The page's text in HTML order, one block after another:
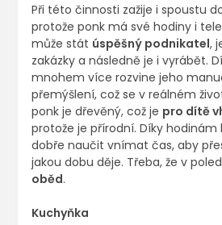
Při této činnosti zažije i spoustu
protože ponk má své hodiny i
může stát úspěšný podnikatel,
zakázky a následně je i vyrábět.
mnohem více rozvine jeho
přemýšlení, což se v reálném
ponk je dřevěný, což je pro dítě
protože je přírodní. Díky
dobře naučit vnímat čas, aby
jakou dobu děje. Třeba, že v
oběd.
Kuchyňka